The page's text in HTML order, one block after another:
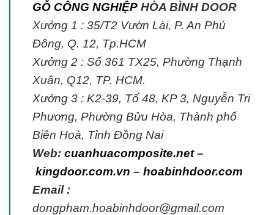
GỖ CÔNG NGHIỆP HÒA BÌNH DOOR
Xưởng 1 : 35/T2 Vườn Lài, P. An Phú
Đông, Q. 12, Tp.HCM
Xưởng 2 : Số 361 TX25, Phường Thạnh
Xuân, Q12, TP. HCM.
Xưởng 3 : K2-39, Tổ 48, KP 3, Nguyễn Tri
Phương, Phường Bửu Hòa, Thành phố
Biên Hoà, Tỉnh Đồng Nai
Web: cuanhuacomposite.net–
kingdoor.com.vn – hoabinhdoor.com
Email :
dongpham.hoabinhdoor@gmail.com